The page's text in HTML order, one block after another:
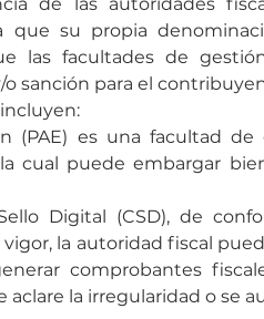
que su propia
las facultades de
sanción para el
(PAE) es una facultad de
cual puede embargar
Digital (CSD), de
la autoridad fiscal
comprobantes
la irregularidad o se